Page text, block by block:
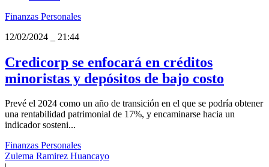
Finanzas Personales
12/02/2024
21:44
Credicorp se enfocará en créditos
minoristas y depósitos de bajo costo
Prevé el 2024 como un año de transición en el que se podría obtener
una rentabilidad patrimonial de 17%, y encaminarse hacia un
indicador sosteni...
Finanzas Personales
Zulema Ramirez Huancayo